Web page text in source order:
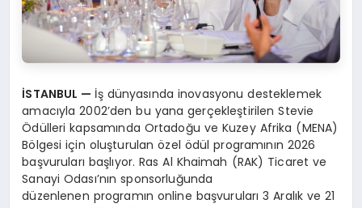
İSTANBUL — İş dünyasında inovasyonu desteklemek
amacıyla 2002’den bu yana gerçekleştirilen Stevie
Ödülleri kapsamında Ortadoğu ve Kuzey Afrika (MENA)
Bölgesi için oluşturulan özel ödül programının 2026
başvuruları başlıyor. Ras Al Khaimah (RAK) Ticaret ve
Sanayi Odası’nın sponsorluğunda
düzenlenen programın online başvuruları 3 Aralık ve 21